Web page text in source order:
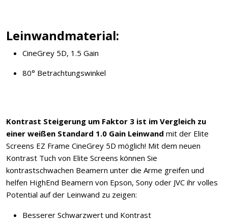
Leinwandmaterial:
CineGrey 5D, 1.5 Gain
80° Betrachtungswinkel
Kontrast Steigerung um Faktor 3 ist im Vergleich zu
einer weißen Standard 1.0 Gain Leinwand mit der Elite
Screens EZ Frame CineGrey 5D möglich! Mit dem neuen
Kontrast Tuch von Elite Screens können Sie
kontrastschwachen Beamern unter die Arme greifen und
helfen HighEnd Beamern von Epson, Sony oder JVC ihr volles
Potential auf der Leinwand zu zeigen:
Besserer Schwarzwert und Kontrast